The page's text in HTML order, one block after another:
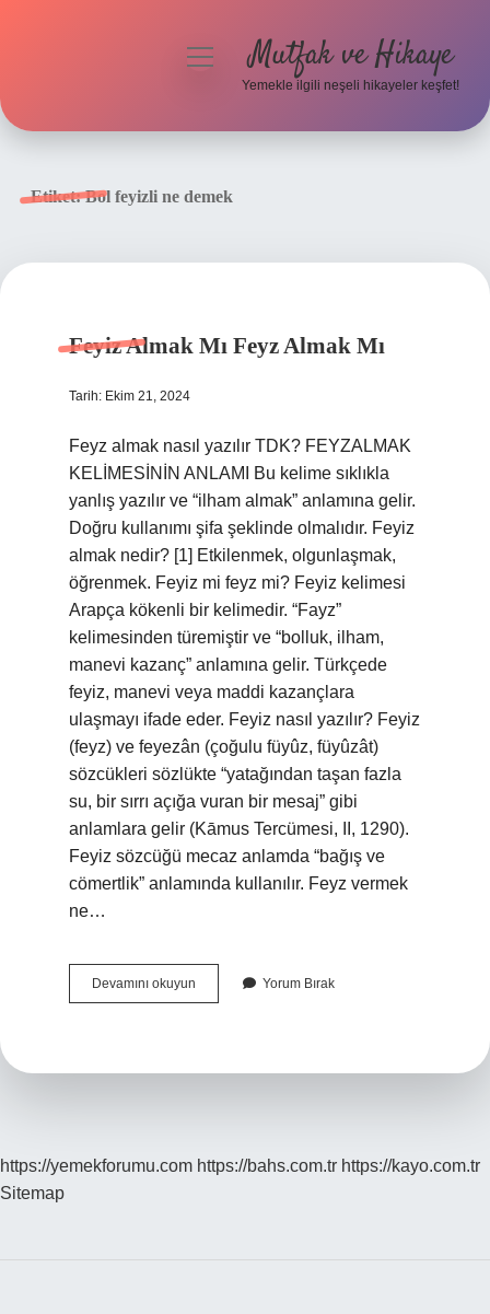
menüyüMutfak ve Hikaye
Yemekle ilgili neşeli hikayeler keşfet!
Etiket:Bol feyizli ne demek
Feyiz Almak Mı Feyz Almak Mı
Tarih: Ekim 21, 2024
Feyz almak nasıl yazılır TDK? FEYZALMAK
KELİMESİNİN ANLAMI Bu kelime sıklıkla
yanlış yazılır ve “ilham almak” anlamına gelir.
Doğru kullanımı şifa şeklinde olmalıdır. Feyiz
almak nedir? [1] Etkilenmek, olgunlaşmak,
öğrenmek. Feyiz mi feyz mi? Feyiz kelimesi
Arapça kökenli bir kelimedir. “Fayz”
kelimesinden türemiştir ve “bolluk, ilham,
manevi kazanç” anlamına gelir. Türkçede
feyiz, manevi veya maddi kazançlara
ulaşmayı ifade eder. Feyiz nasıl yazılır? Feyiz
(feyz) ve feyezân (çoğulu füyûz, füyûzât)
sözcükleri sözlükte “yatağından taşan fazla
su, bir sırrı açığa vuran bir mesaj” gibi
anlamlara gelir (Kāmus Tercümesi, II, 1290).
Feyiz sözcüğü mecaz anlamda “bağış ve
cömertlik” anlamında kullanılır. Feyz vermek
ne…
Devamını okuyun
Almak
Yorum Bırak
https://yemekforumu.com https://bahs.com.tr https://kayo.com.tr
Sitemap